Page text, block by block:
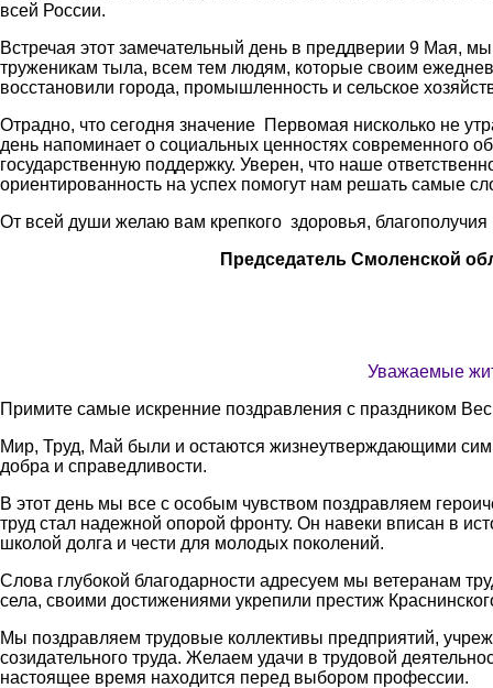
всей России.
Встречая этот замечательный день в преддверии 9 Мая,
труженикам тыла, всем тем людям, которые своим
восстановили города, промышленность и сельское
Отрадно, что сегодня значение Первомая нисколько не
день напоминает о социальных ценностях современного
государственную поддержку. Уверен, что наше
ориентированность на успех помогут нам решать самые
От всей души желаю вам крепкого здоровья, благополучия
Председатель Смоленской
Уважаемые
Примите самые искренние поздравления с праздником
Мир, Труд, Май были и остаются жизнеутверждающими
добра и справедливости.
В этот день мы все с особым чувством поздравляем
труд стал надежной опорой фронту. Он навеки вписан в
школой долга и чести для молодых поколений.
Слова глубокой благодарности адресуем мы ветеранам
села, своими достижениями укрепили престиж
Мы поздравляем трудовые коллективы предприятий,
созидательного труда. Желаем удачи в трудовой
настоящее время находится перед выбором профессии.